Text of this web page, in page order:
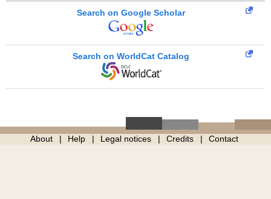
Search on Google Scholar
Search on WorldCat Catalog
About Help Legal notices Credits Contact